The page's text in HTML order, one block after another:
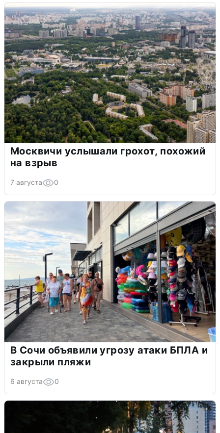
Москвичи услышали грохот, похожий
на взрыв
7 августа 0
В Сочи объявили угрозу атаки БПЛА и
закрыли пляжи
6 августа 0